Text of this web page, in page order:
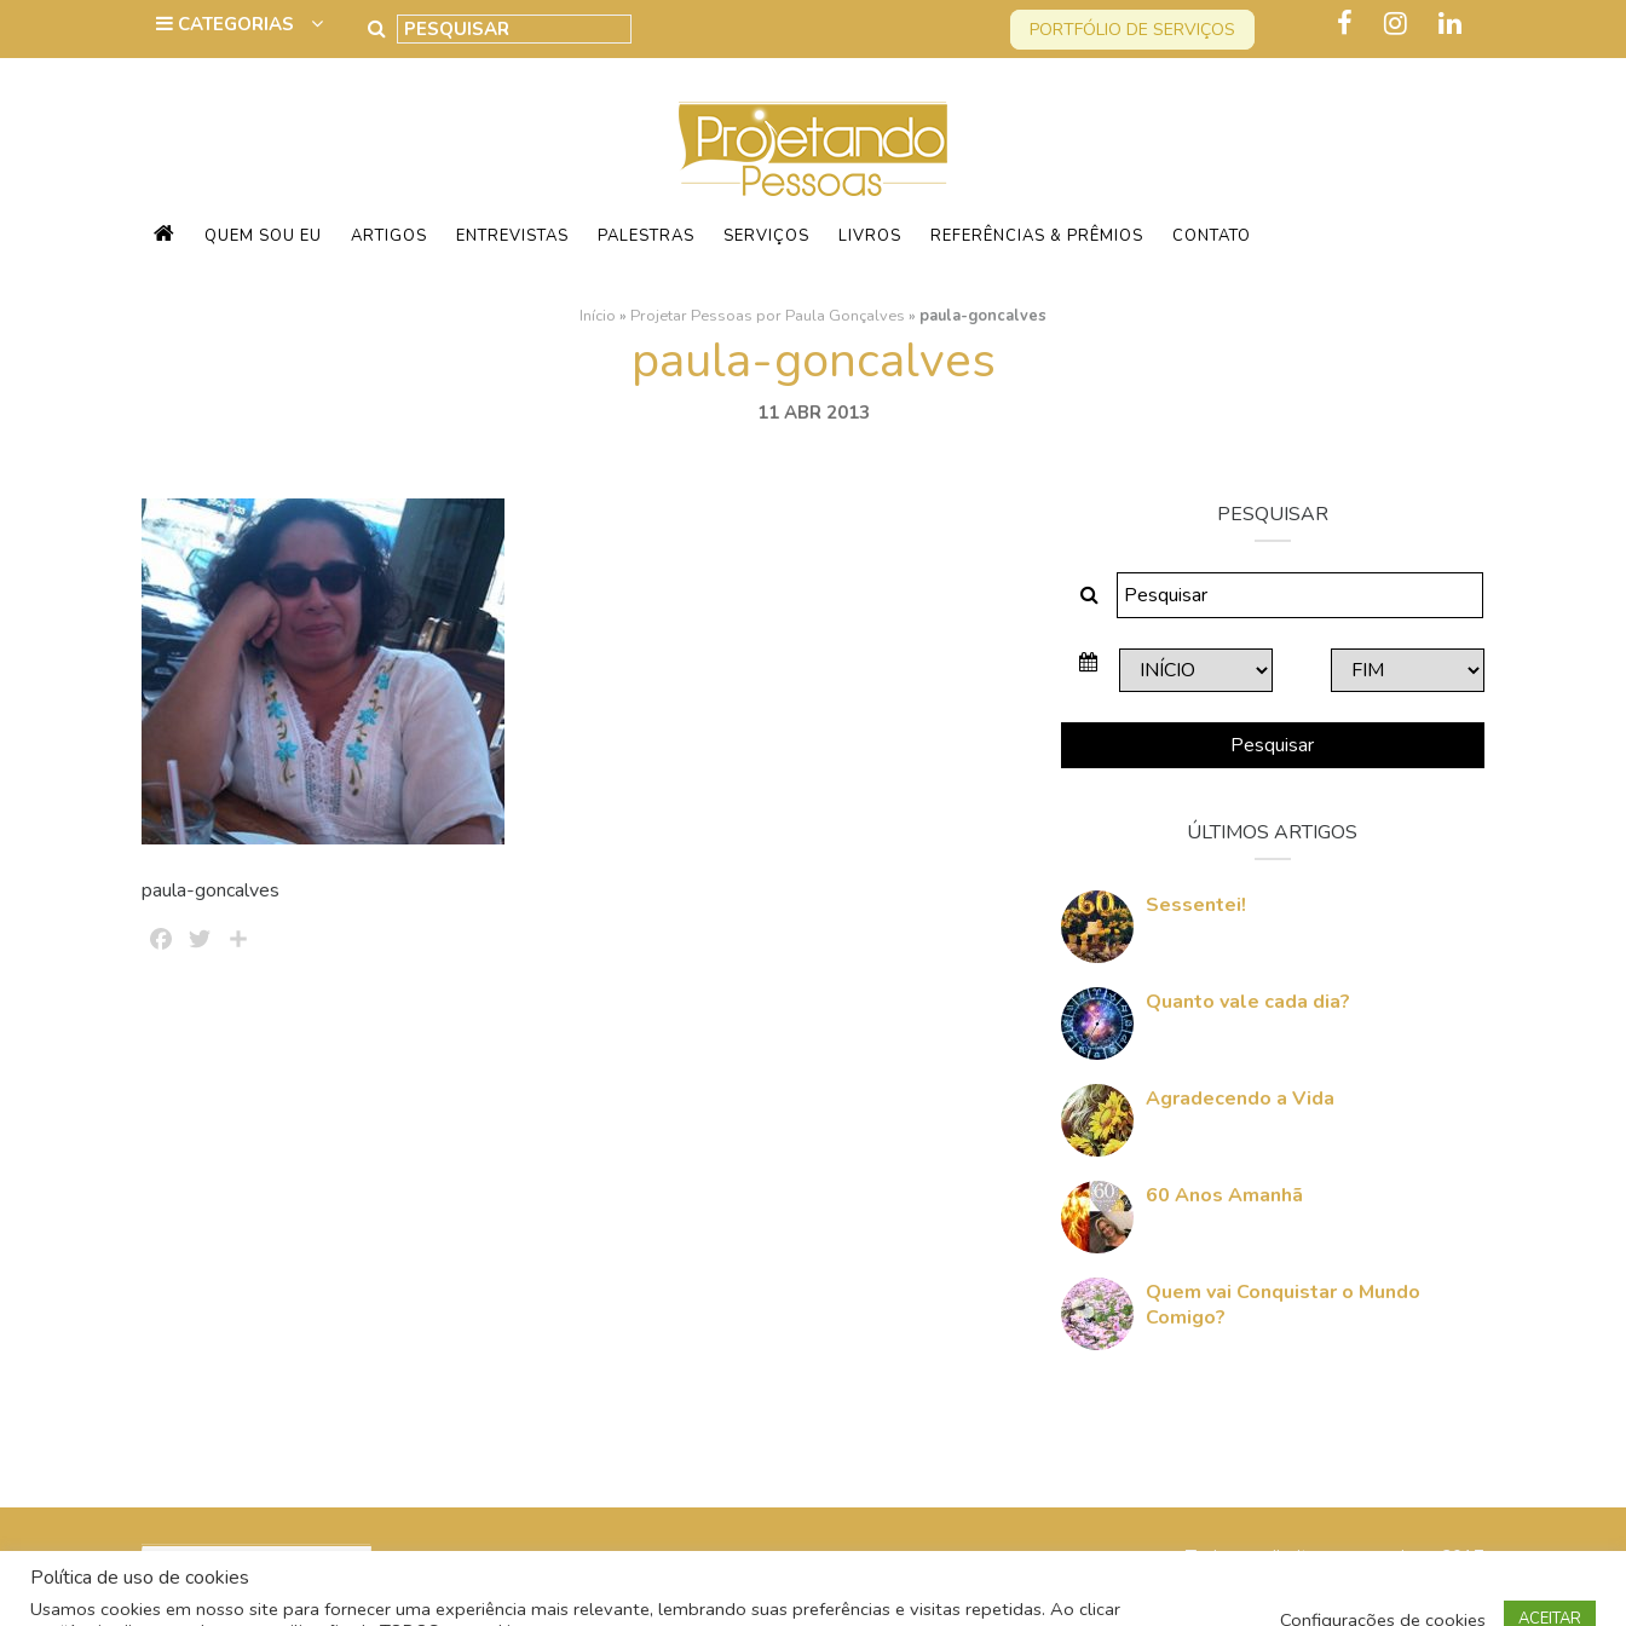
PORTFÓLIO DE SERVIÇOS
QUEM SOU EU ARTIGOS ENTREVISTAS PALESTRAS SERVIÇOS LIVROS REFERÊNCIAS & PRÊMIOS CONTATO
Início » Projetar Pessoas por Paula Gonçalves » paula-goncalves
paula-goncalves
11 ABR 2013
paula-goncalves
FacebookTwitter
PESQUISAR
Pesquisar
ÚLTIMOS ARTIGOS
Sessentei!
Quanto vale cada dia?
Agradecendo a Vida
60 Anos Amanhã
Quem vai Conquistar o Mundo
Comigo?
Todos os direitos reservados - 2017
Política de uso de cookies
Usamos cookies em nosso site para fornecer uma experiência mais relevante, lembrando suas preferências e visitas repetidas. Ao clicar
Configurações de cookies ACEITAR